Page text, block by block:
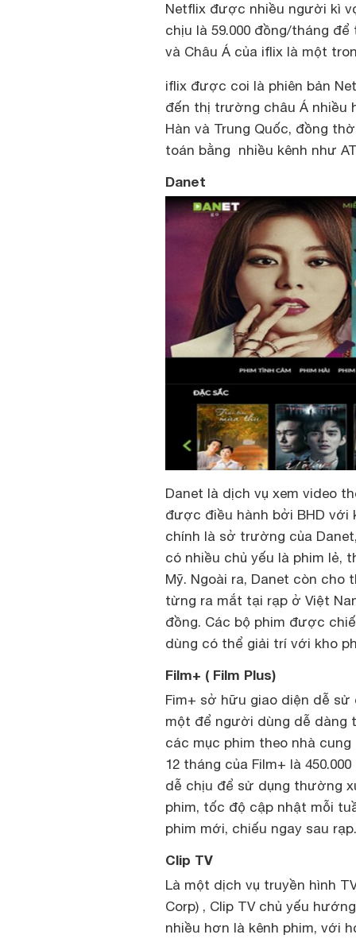
Netflix được nhiều người kì
chịu là 59.000 đồng/tháng
và Châu Á của iflix là một
iflix được coi là phiên bản
đến thị trường châu Á nhiều
Hàn và Trung Quốc, đồng
toán bằng nhiều kênh như
Danet
Danet là dịch vụ xem video
được điều hành bởi BHD với
chính là sở trường của
có nhiều chủ yếu là phim lẻ,
Mỹ. Ngoài ra, Danet còn
từng ra mắt tại rạp ở Việt
đồng. Các bộ phim được
dùng có thể giải trí với kho
Film+ ( Film Plus)
Fim+ sở hữu giao diện dễ
một để người dùng dễ dàng
các mục phim theo nhà
12 tháng của Film+ là
dễ chịu để sử dụng thường
phim, tốc độ cập nhật mỗi
phim mới, chiếu ngay sau rạp.
Clip TV
Là một dịch vụ truyền hình
Corp) , Clip TV chủ yếu
nhiều hơn là kênh phim, với